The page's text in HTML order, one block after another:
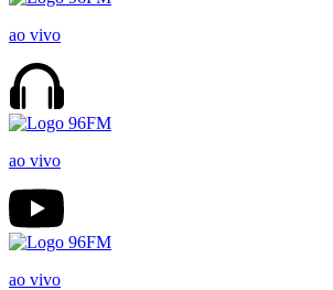
ao vivo
ao vivo
ao vivo